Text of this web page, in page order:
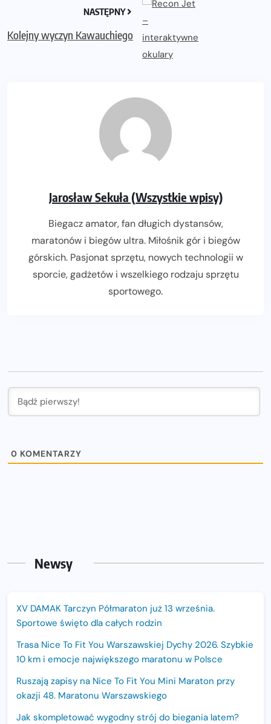
NASTĘPNY
Kolejny wyczyn Kawauchiego
Jarosław Sekuła (Wszystkie wpisy)
Biegacz amator, fan długich dystansów,
maratonów i biegów ultra. Miłośnik gór i biegów
górskich. Pasjonat sprzętu, nowych technologii w
sporcie, gadżetów i wszelkiego rodzaju sprzętu
sportowego.
0 KOMENTARZY
Newsy
XV DAMAK Tarczyn Półmaraton już 13 września.
Sportowe święto dla całych rodzin
Trasa Nice To Fit You Warszawskiej Dychy 2026. Szybkie
10 km i emocje największego maratonu w Polsce
Ruszają zapisy na Nice To Fit You Mini Maraton przy
okazji 48. Maratonu Warszawskiego
Jak skompletować wygodny strój do biegania latem?